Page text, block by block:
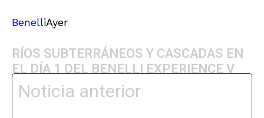
BenelliAyer
RÍOS SUBTERRÁNEOS Y CASCADAS EN
EL DÍA 1 DEL BENELLI EXPERIENCE V
Noticia anterior